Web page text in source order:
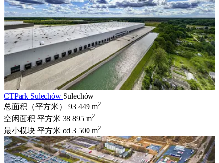
CTPark Sulechów Sulechów
总面积（平方米）
93 449 m2
空闲面积 平方米 38 895 m2
最小模块 平方米 od 3 500 m2